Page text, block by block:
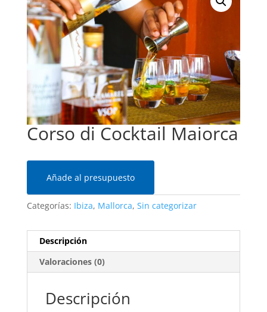
Corso di Cocktail Maiorca
Añade al presupuesto
Categorías: Ibiza, Mallorca, Sin categorizar
Descripción
Valoraciones (0)
Descripción